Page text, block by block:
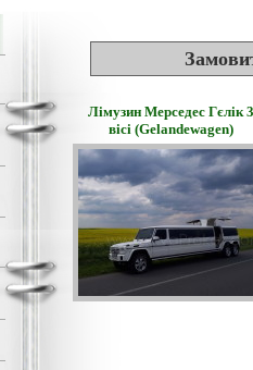
Лімузин Мерседес Гєлік 3
вісі (Gelandewagen)